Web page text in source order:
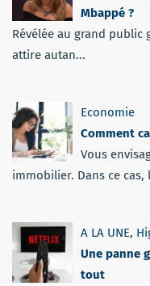
Mbappé ?
Révélée au grand public
attire autan...
Economie
Comment
Vous
immobilier. Dans ce cas,
A LA UNE,
Une panne
tout